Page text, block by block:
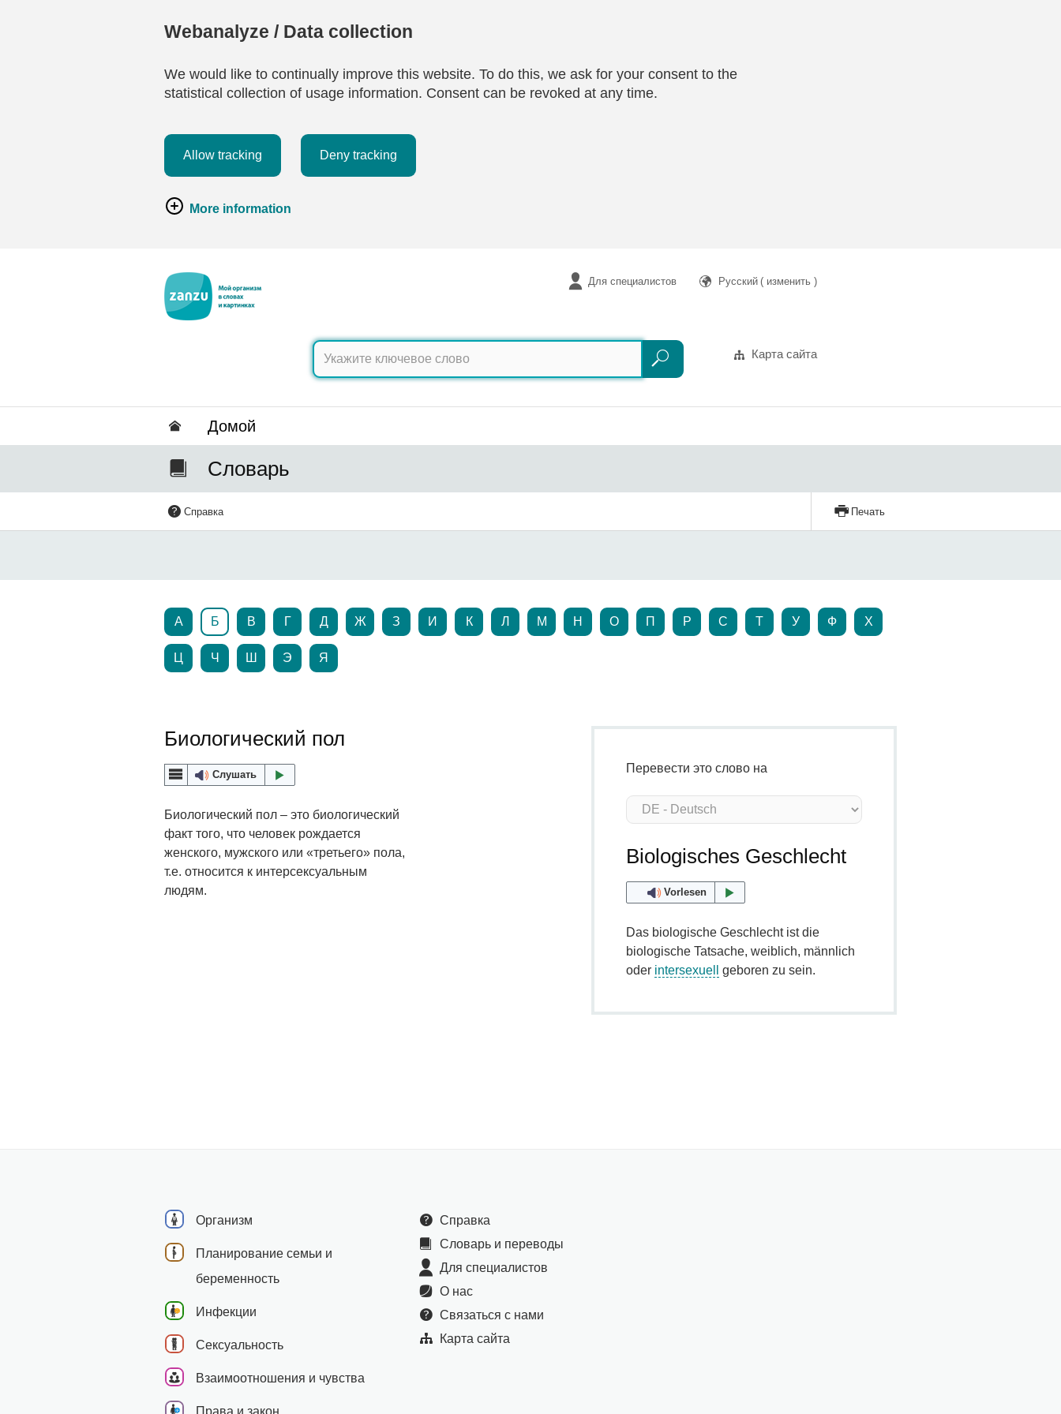
Webanalyze / Data collection
We would like to continually improve this website. To do this, we ask for your consent to the
statistical collection of usage information. Consent can be revoked at any time.
Allow tracking Deny tracking
More information
Для специалистов Русский ( изменить )
Поиск
Поиск
Карта сайта
Домой
Словарь
Справка Печать
А Б В Г Д Ж З И К Л М Н О П Р С Т У Ф Х
Ц Ч Ш Э Я
Биологический пол
Слушать
Биологический пол – это биологический
факт того, что человек рождается
женского, мужского или «третьего» пола,
т.е. относится к интерсексуальным
людям.
Перевести это слово на
Biologisches Geschlecht
Vorlesen
Das biologische Geschlecht ist die
biologische Tatsache, weiblich, männlich
oder intersexuell geboren zu sein.
Организм
Планирование семьи и
беременность
Инфекции
Сексуальность
Взаимоотношения и чувства
Права и закон
Справка
Словарь и переводы
Для специалистов
О нас
Связаться с нами
Карта сайта